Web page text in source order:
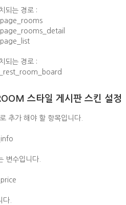
되는 경로 :
되는 경로 :
스타일 게시판 스킨 설정
추가 해야 할 항목입니다.
변수입니다.
다.